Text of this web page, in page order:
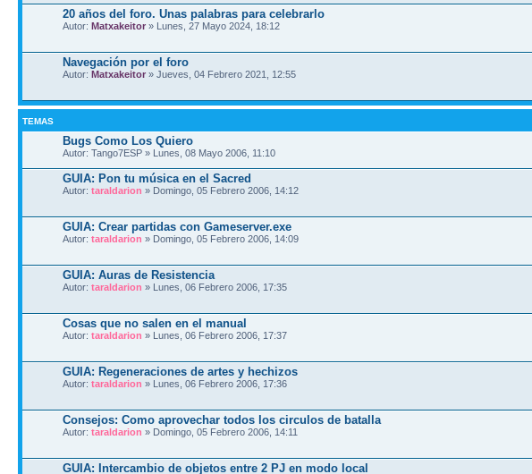
20 años del foro. Unas palabras para celebrarlo
Autor: Matxakeitor » Lunes, 27 Mayo 2024, 18:12
Navegación por el foro
Autor: Matxakeitor » Jueves, 04 Febrero 2021, 12:55
TEMAS
Bugs Como Los Quiero
Autor: Tango7ESP » Lunes, 08 Mayo 2006, 11:10
GUIA: Pon tu música en el Sacred
Autor: taraldarion » Domingo, 05 Febrero 2006, 14:12
GUIA: Crear partidas con Gameserver.exe
Autor: taraldarion » Domingo, 05 Febrero 2006, 14:09
GUIA: Auras de Resistencia
Autor: taraldarion » Lunes, 06 Febrero 2006, 17:35
Cosas que no salen en el manual
Autor: taraldarion » Lunes, 06 Febrero 2006, 17:37
GUIA: Regeneraciones de artes y hechizos
Autor: taraldarion » Lunes, 06 Febrero 2006, 17:36
Consejos: Como aprovechar todos los circulos de batalla
Autor: taraldarion » Domingo, 05 Febrero 2006, 14:11
GUIA: Intercambio de objetos entre 2 PJ en modo local